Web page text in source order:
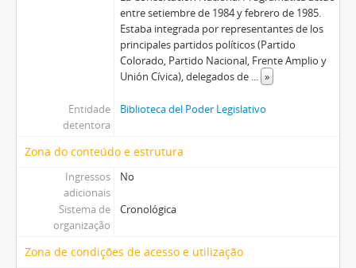
entre setiembre de 1984 y febrero de 1985.
Estaba integrada por representantes de los
principales partidos políticos (Partido
Colorado, Partido Nacional, Frente Amplio y
Unión Cívica), delegados de
»
Entidade
detentora
Biblioteca del Poder Legislativo
Zona do conteúdo e estrutura
Ingressos
adicionais
No
Sistema de
organização
Cronológica
Zona de condições de acesso e utilização